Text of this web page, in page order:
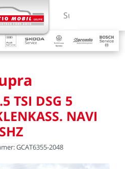
Suchbegriff
TSI DSG 5
NAVI
SHZ
GCAT6355-2048